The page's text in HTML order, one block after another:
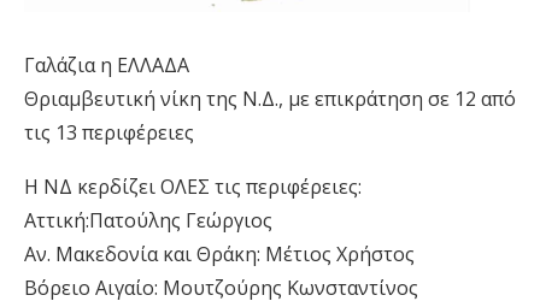
Γαλάζια η ΕΛΛΑΔΑ
Θριαμβευτική νίκη της Ν.Δ., με επικράτηση σε 12 από
τις 13 περιφέρειες
Η ΝΔ κερδίζει ΟΛΕΣ τις περιφέρειες:
Αττική:Πατούλης Γεώργιος
Αν. Μακεδονία και Θράκη: Μέτιος Χρήστος
Βόρειο Αιγαίο: Μουτζούρης Κωνσταντίνος